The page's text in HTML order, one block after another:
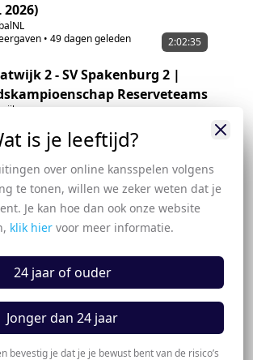
2026)
• 49 dagen geleden 2:02:35
2 - SV Spakenburg 2 |
Reserveteams
fluitend langs Ierland: 4-0
•55 dagen geleden 05:53
•56 dagen geleden
Maassluis - VV
| Finale
is je leeftijd?
over online kansspelen volgens
te tonen, willen we zeker weten dat je
Je kan hoe dan ook onze website
klik hier voor meer informatie.
24 jaar of ouder
Jonger dan 24 jaar
bevestig je dat je je bewust bent van de risico’s